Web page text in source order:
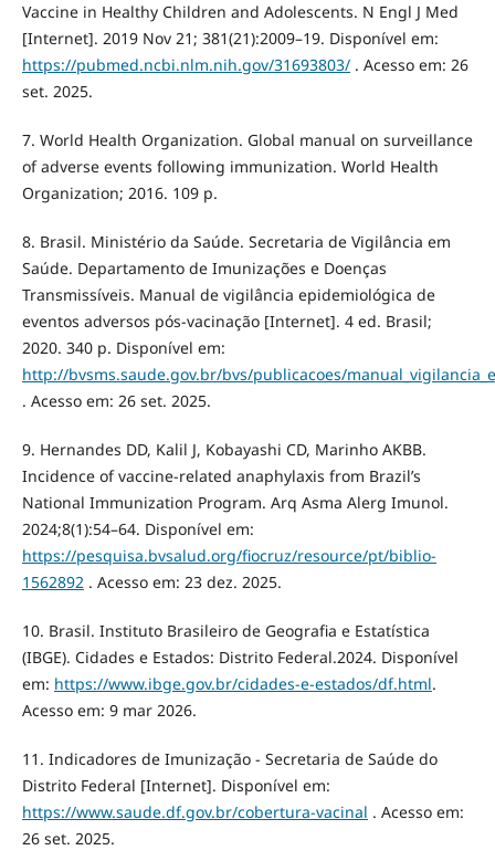
Vaccine in Healthy Children and Adolescents. N Engl J Med
[Internet]. 2019 Nov 21; 381(21):2009–19. Disponível em:
https://pubmed.ncbi.nlm.nih.gov/31693803/. Acesso em: 26
set. 2025.
7. World Health Organization. Global manual on surveillance
of adverse events following immunization. World Health
Organization; 2016. 109 p.
8. Brasil. Ministério da Saúde. Secretaria de Vigilância em
Saúde. Departamento de Imunizações e Doenças
Transmissíveis. Manual de vigilância epidemiológica de
eventos adversos pós-vacinação [Internet]. 4 ed. Brasil;
2020. 340 p. Disponível em:
http://bvsms.saude.gov.br/bvs/publicacoes/
. Acesso em: 26 set. 2025.
9. Hernandes DD, Kalil J, Kobayashi CD, Marinho AKBB.
Incidence of vaccine-related anaphylaxis from Brazil’s
National Immunization Program. Arq Asma Alerg Imunol.
2024;8(1):54–64. Disponível em:
https://pesquisa.bvsalud.org/fiocruz/resource/pt/biblio-
1562892. Acesso em: 23 dez. 2025.
10. Brasil. Instituto Brasileiro de Geografia e Estatística
(IBGE). Cidades e Estados: Distrito Federal.2024. Disponível
em: https://www.ibge.gov.br/cidades-e-estados/df.html.
Acesso em: 9 mar 2026.
11. Indicadores de Imunização - Secretaria de Saúde do
Distrito Federal [Internet]. Disponível em:
https://www.saude.df.gov.br/cobertura-vacinal . Acesso em:
26 set. 2025.